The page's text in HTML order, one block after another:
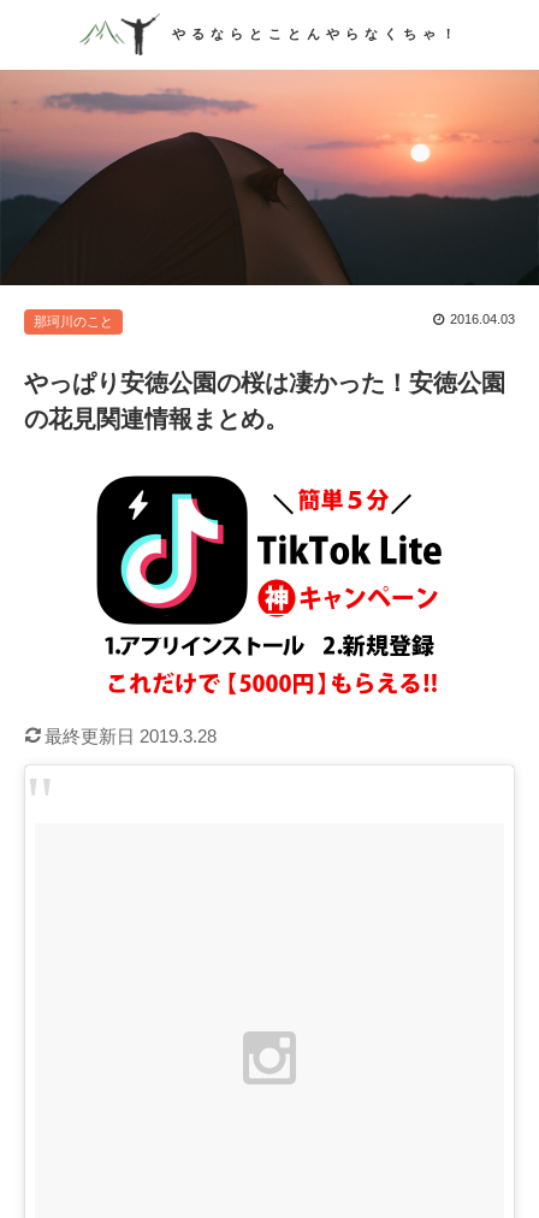
やるならとことんやらなくちゃ！
那珂川のこと  2016.04.03
やっぱり安徳公園の桜は凄かった！安徳公園
の花見関連情報まとめ。
最終更新日 2019.3.28